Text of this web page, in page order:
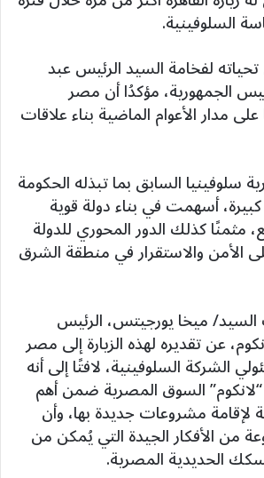
السلوفينية.
لفخامة السيد الرئيس عبد
الجمهورية، مؤكدُا أن مصر
مدار الأعوام الماضية بناء علاقات
سلوفينيا السابق بما تبذله الحكومة
أسهمت في بناء دولة قوية
مثمنًا كذلك الدور المحوري للدولة
الأمن والاستقرار في منطقة الشرق
السيد/ ميخا يورجيتس، الرئيس
عن تقديره لهذه الزيارة إلى مصر
الشركة السلوفينية، لافتًا إلى أنه
السوق المصرية ضمن أهم
لإقامة مشروعات جديدة بها، وأن
من الأفكار الجيدة التي يُمكن من
الحديدية المصرية.